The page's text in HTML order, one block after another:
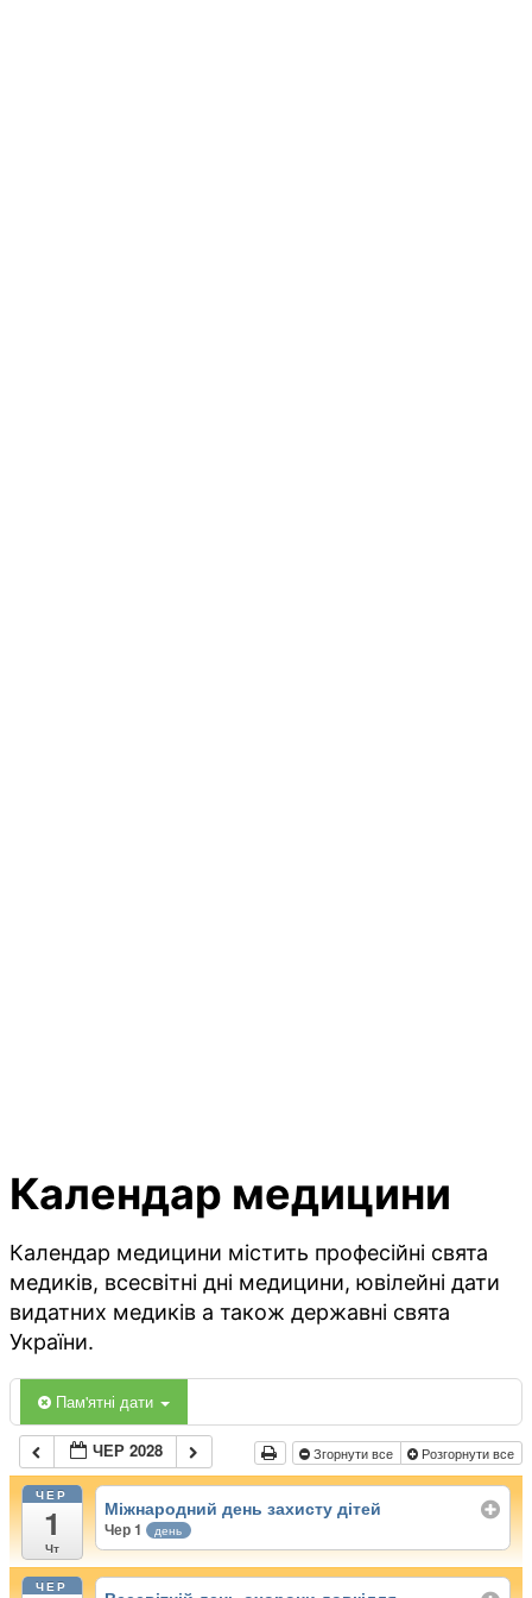
Календар медицини
Календар медицини містить професійні свята
медиків, всесвітні дні медицини, ювілейні дати
видатних медиків а також державні свята
України.
Пам'ятні дати
ЧЕР 2028 Згорнути все Розгорнути все
ЧЕР
1
Чт
Міжнародний день захисту дітей
Чер 1 день
ЧЕР